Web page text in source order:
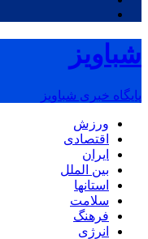
شباویز
پایگاه خبری شباویز
ورزش
اقتصادی
ایران
بین الملل
استانها
سلامت
فرهنگ
انرژی